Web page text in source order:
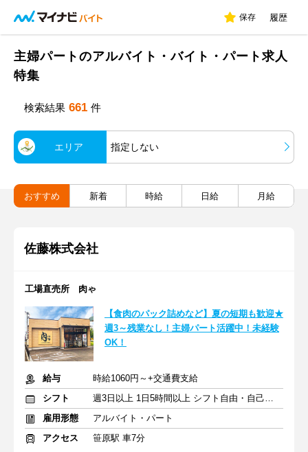
保存 履歴
主婦パートのアルバイト・バイト・パート求人
特集
検索結果 661 件
エリア 指定しない
おすすめ 新着 時給 日給 月給
佐藤株式会社
工場直売所 肉ゃ
【食肉のパック詰めなど】夏の短期も歓迎★
週3～残業なし！主婦パート活躍中！未経験
OK！
給与
時給1060円～+交通費支給
シフト
週3日以上 1日5時間以上 シフト自由・自己申告
雇用形態
アルバイト・パート
アクセス
笹原駅 車7分